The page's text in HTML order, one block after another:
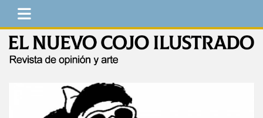
Saltar
contenido